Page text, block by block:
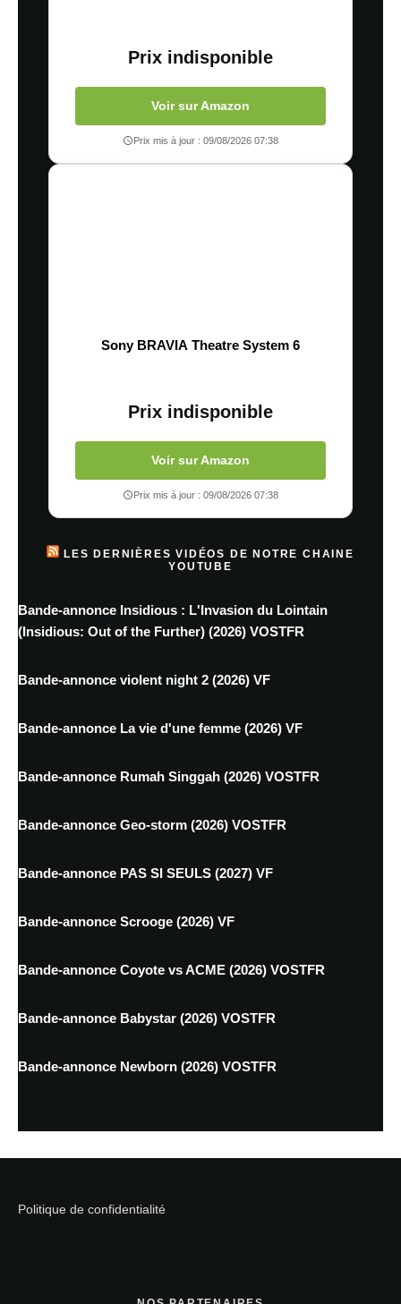
Prix indisponible
Voir sur Amazon
Prix mis à jour : 09/08/2026 07:38
Sony BRAVIA Theatre System 6
Prix indisponible
Voir sur Amazon
Prix mis à jour : 09/08/2026 07:38
LES DERNIÈRES VIDÉOS DE NOTRE CHAINE
YOUTUBE
Bande-annonce Insidious : L'Invasion du Lointain
(Insidious: Out of the Further) (2026) VOSTFR
Bande-annonce violent night 2 (2026) VF
Bande-annonce La vie d'une femme (2026) VF
Bande-annonce Rumah Singgah (2026) VOSTFR
Bande-annonce Geo-storm (2026) VOSTFR
Bande-annonce PAS SI SEULS (2027) VF
Bande-annonce Scrooge (2026) VF
Bande-annonce Coyote vs ACME (2026) VOSTFR
Bande-annonce Babystar (2026) VOSTFR
Bande-annonce Newborn (2026) VOSTFR
Politique de confidentialité